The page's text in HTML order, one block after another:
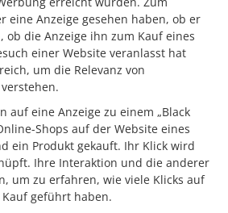
eine Anzeige gesehen haben, ob er
ob die Anzeige ihn zum Kauf eines
einer Website veranlasst hat
um die Relevanz von
auf eine Anzeige zu einem „Black
Shops auf der Website eines
ein Produkt gekauft. Ihr Klick wird
Ihre Interaktion und die anderer
um zu erfahren, wie viele Klicks auf
geführt haben.